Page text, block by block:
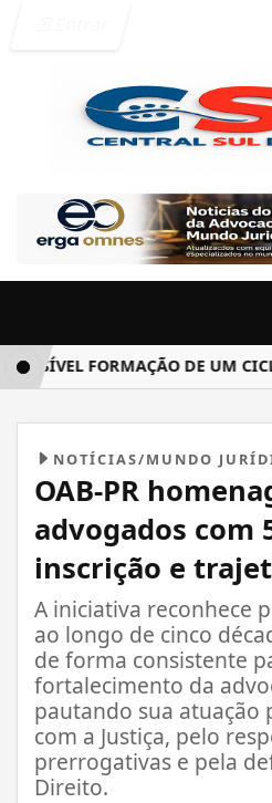
FORMAÇÃO DE UM
NOTÍCIAS/MUNDO
OAB-PR
advogados com
inscrição e
A iniciativa reconhece
ao longo de cinco
de forma consistente
fortalecimento da
pautando sua atuação
com a Justiça, pelo
prerrogativas e pela
Direito.